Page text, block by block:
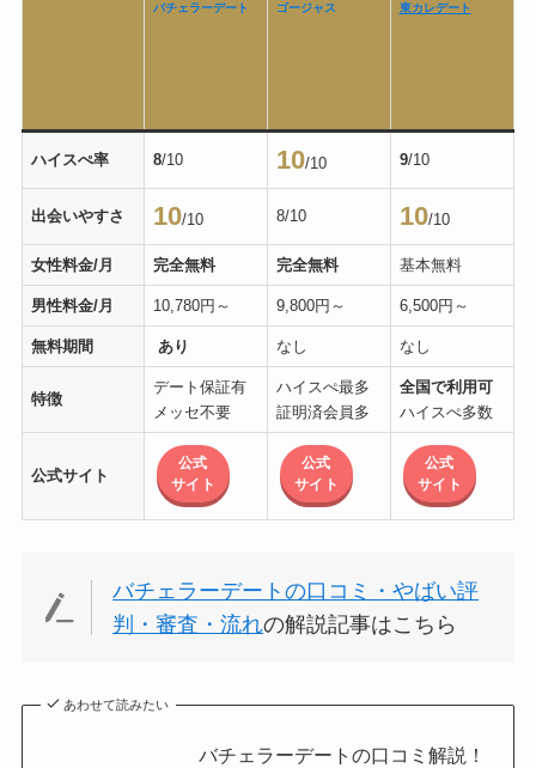
バチェラーデート ゴージャス 東カレデート
ハイスぺ率 8/10 10/10 9/10
出会いやすさ 10/10 8/10 10/10
女性料金/月 完全無料 完全無料 基本無料
男性料金/月 10,780円～ 9,800円～ 6,500円～
無料期間 あり なし なし
特徴
デート保証有
メッセ不要
ハイスぺ最多
証明済会員多
全国で利用可
ハイスぺ多数
公式サイト
公式
サイト
公式
サイト
公式
サイト
バチェラーデートの口コミ・やばい評
判・審査・流れの解説記事はこちら
あわせて読みたい
バチェラーデートの口コミ解説！